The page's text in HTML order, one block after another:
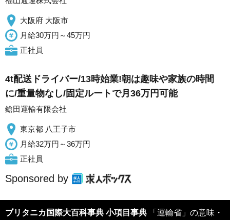
大阪府 大阪市
月給30万円～45万円
正社員
4t配送ドライバー/13時始業!朝は趣味や家族の時間
に/重量物なし/固定ルートで月36万円可能
鎗田運輸有限会社
東京都 八王子市
月給32万円～36万円
正社員
Sponsored by
ブリタニカ国際大百科事典 小項目事典 「運輸省」の意味・